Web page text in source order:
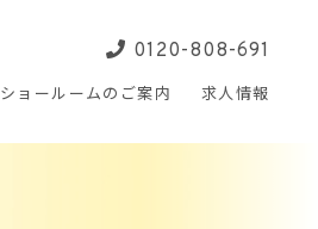
ショールームの ご案内 求人情報
0120-808-691